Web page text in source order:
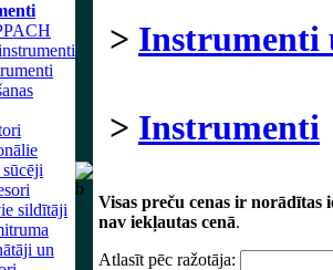
sildītāji
un
> Instrumenti
> Instrumenti
Visas preču cenas ir norādītas
nav iekļautas cenā.
Atlasīt pēc ražotāja: